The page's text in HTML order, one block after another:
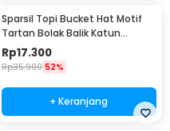
Sparsil Topi Bucket Hat Motif
Tartan Bolak Balik Katun
Poliester - BH58
Rp17.300
Rp35.900 52%
+ Keranjang